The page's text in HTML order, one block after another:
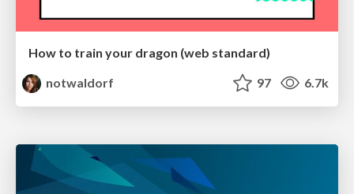
How to train your dragon (web standard)
notwaldorf
97 6.7k